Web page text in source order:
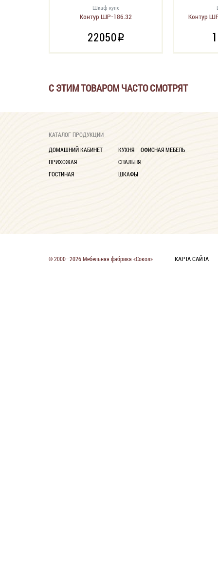
Шкаф-купе
Контур ШР-186.32
22050i
Контур
С ЭТИМ ТОВАРОМ ЧАСТО СМОТРЯТ
КАТАЛОГ ПРОДУКЦИИ
ДОМАШНИЙ КАБИНЕТ
ПРИХОЖАЯ
ГОСТИНАЯ
КУХНЯ
СПАЛЬНЯ
ШКАФЫ
ОФИСНАЯ МЕБЕЛЬ
© 2000—2026 Мебельная фабрика «Сокол» КАРТА САЙТА